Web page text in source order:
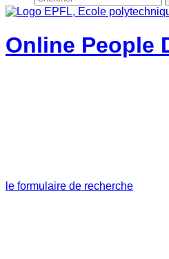
Online People
le formulaire de recherche